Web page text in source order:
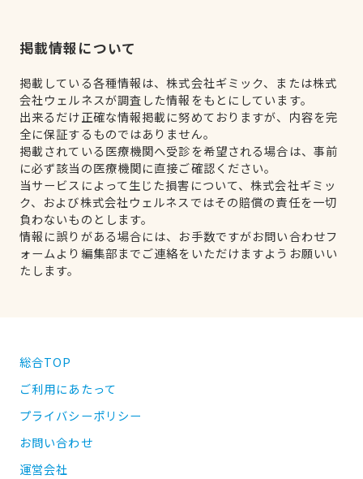
掲載情報について
掲載している各種情報は、株式会社ギミック、または株式
会社ウェルネスが調査した情報をもとにしています。
出来るだけ正確な情報掲載に努めておりますが、内容を完
全に保証するものではありません。
掲載されている医療機関へ受診を希望される場合は、事前
に必ず該当の医療機関に直接ご確認ください。
当サービスによって生じた損害について、株式会社ギミッ
ク、および株式会社ウェルネスではその賠償の責任を一切
負わないものとします。
情報に誤りがある場合には、お手数ですがお問い合わせフ
ォームより編集部までご連絡をいただけますようお願いい
たします。
総合TOP
ご利用にあたって
プライバシーポリシー
お問い合わせ
運営会社